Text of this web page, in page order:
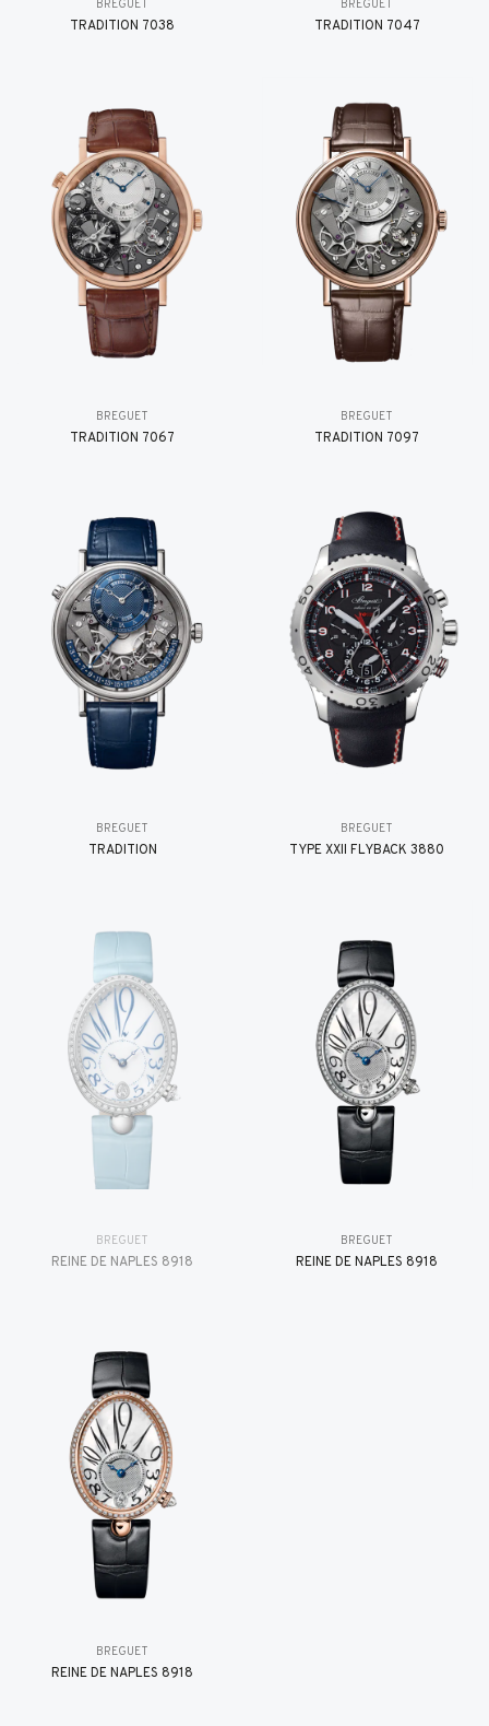
BREGUET
TRADITION 7038
BREGUET
TRADITION 7047
BREGUET
TRADITION 7067
BREGUET
TRADITION 7097
BREGUET
TRADITION
BREGUET
TYPE XXII FLYBACK 3880
BREGUET
REINE DE NAPLES 8918
BREGUET
REINE DE NAPLES 8918
BREGUET
REINE DE NAPLES 8918